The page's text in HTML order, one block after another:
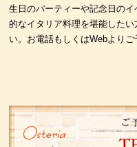
生日のパーティーや記念日の
的なイタリア料理を堪能した
い。お電話もしくはWebよりご